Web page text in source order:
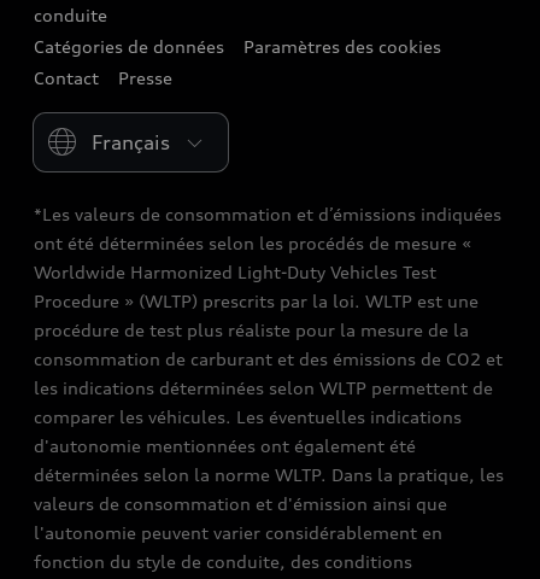
conduite
Catégories de données
Paramètres des cookies
Contact
Presse
Please select country
*Les valeurs de consommation et d’émissions indiquées
ont été déterminées selon les procédés de mesure «
Worldwide Harmonized Light-Duty Vehicles Test
Procedure » (WLTP) prescrits par la loi. WLTP est une
procédure de test plus réaliste pour la mesure de la
consommation de carburant et des émissions de CO2 et
les indications déterminées selon WLTP permettent de
comparer les véhicules. Les éventuelles indications
d'autonomie mentionnées ont également été
déterminées selon la norme WLTP. Dans la pratique, les
valeurs de consommation et d'émission ainsi que
l'autonomie peuvent varier considérablement en
fonction du style de conduite, des conditions